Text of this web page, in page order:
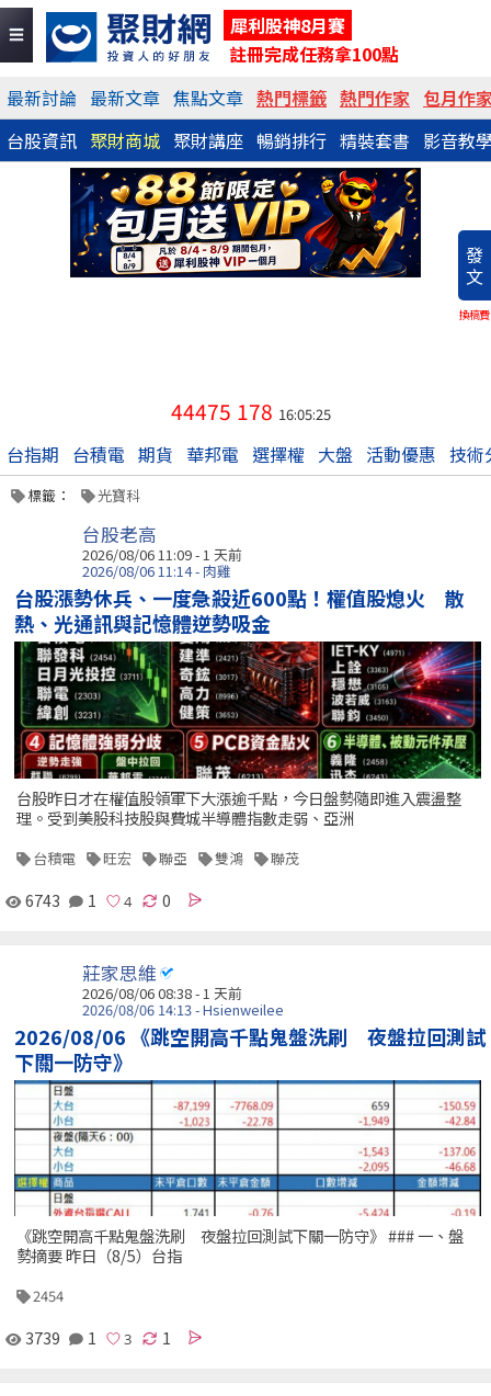
犀利股神8月賽
註冊完成任務拿100點
最新討論 最新文章 焦點文章 熱門標籤 熱門作家 包月作
台股資訊 聚財商城 聚財講座 暢銷排行 精裝套書 影音教
發
文
換稿費
44475 178 16:05:25
台指期 台積電 期貨 華邦電 選擇權 大盤 活動優惠 技術
標籤： 光寶科
台股老高
2026/08/06 11:09 - 1 天前
2026/08/06 11:14 - 肉雞
台股漲勢休兵、一度急殺近600點！權值股熄火 散
熱、光通訊與記憶體逆勢吸金
台股昨日才在權值股領軍下大漲逾千點，今日盤勢隨即進入震盪整
理。受到美股科技股與費城半導體指數走弱、亞洲
台積電 旺宏 聯亞 雙鴻 聯茂
6743 1 0
莊家思維
2026/08/06 08:38 - 1 天前
2026/08/06 14:13 - Hsienweilee
2026/08/06 《跳空開高千點鬼盤洗刷 夜盤拉回測試
下關一防守》
《跳空開高千點鬼盤洗刷 夜盤拉回測試下關一防守》 ### 一、盤
勢摘要 昨日（8/5）台指
2454
3739 1 1